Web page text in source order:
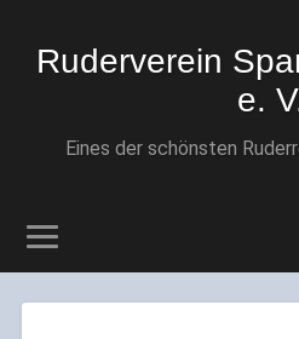
Ruderverein
e.
Eines der schönsten